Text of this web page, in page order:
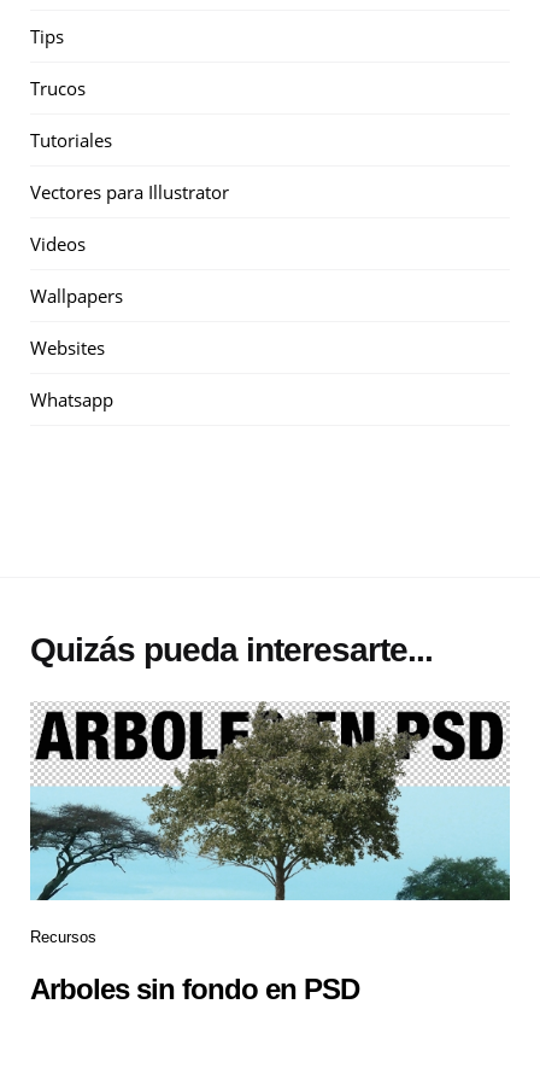
Tips
Trucos
Tutoriales
Vectores para Illustrator
Videos
Wallpapers
Websites
Whatsapp
Quizás pueda interesarte...
Recursos
Arboles sin fondo en PSD